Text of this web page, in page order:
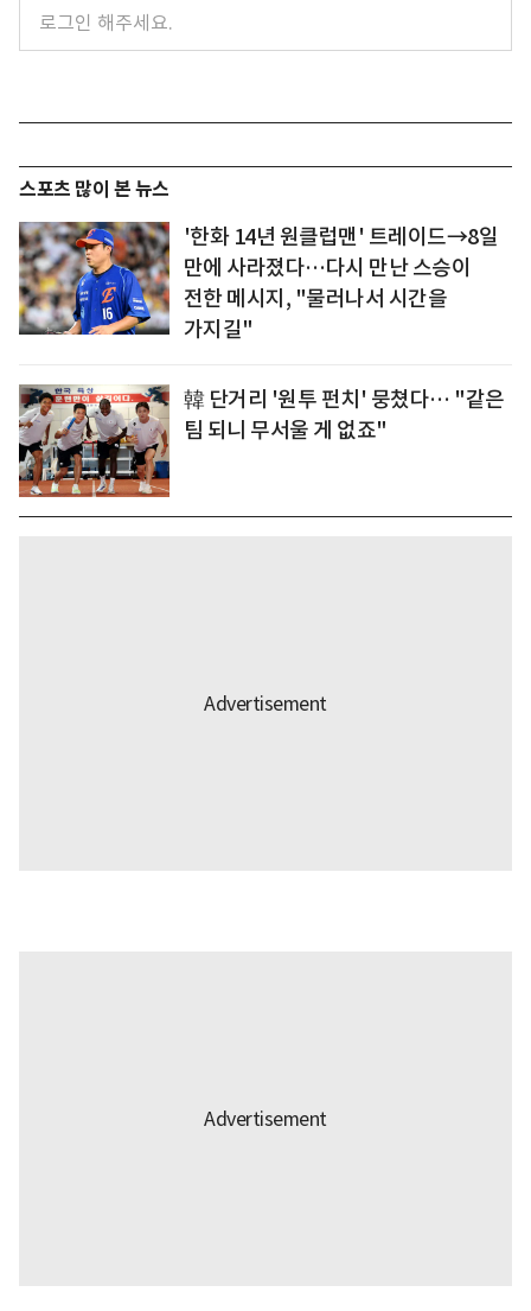
스포츠 많이 본 뉴스
'한화 14년 원클럽맨' 트레이드→8일
만에 사라졌다…다시 만난 스승이
전한 메시지, "물러나서 시간을
가지길"
韓 단거리 '원투 펀치' 뭉쳤다… "같은
팀 되니 무서울 게 없죠"